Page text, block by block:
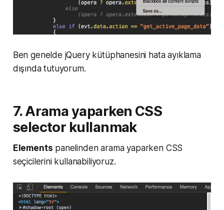
Ben genelde jQuery kütüphanesini hata ayıklama
dışında tutuyorum.
7. Arama yaparken CSS
selector kullanmak
Elements panelinden arama yaparken CSS
seçicilerini kullanabiliyoruz.